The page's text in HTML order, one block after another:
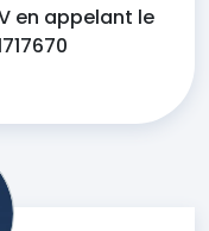
en appelant le